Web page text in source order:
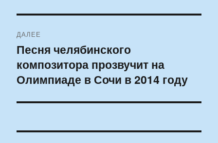
ДАЛЕЕ
Следующая
запись:
Песня челябинского
композитора прозвучит на
Олимпиаде в Сочи в 2014 году